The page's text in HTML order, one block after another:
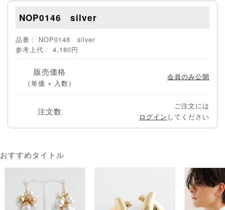
NOP0146 silver
品番
NOP0146 silver
参考上代
4,180円
販売価格
（単価 × 入数）
会員のみ公開
注文数
ご注文には
ログイン してください
おすすめタイトル